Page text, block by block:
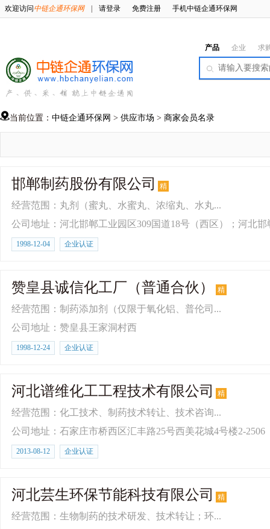
欢迎访问中链企通环保网 请登录 免费注册 手机中链企通环保网
产品 企业 求
当前位置： 中链企通环保网 > 供应市场 > 商家会员名录
邯郸制药股份有限公司 精
经营范围：丸剂（蜜丸、水蜜丸、浓缩丸、水丸...
公司地址：河北邯郸工业园区309国道18号（西区）；河北
1998-12-04 企业认证
赞皇县诚信化工厂（普通合伙） 精
经营范围：制药添加剂（仅限于氧化铝、普伦司...
公司地址：赞皇县王家洞村西
1998-12-24 企业认证
河北谱维化工工程技术有限公司 精
经营范围：化工技术、制药技术转让、技术咨询...
公司地址：石家庄市桥西区汇丰路25号西美花城4号楼2-2506
2013-08-12 企业认证
河北芸生环保节能科技有限公司 精
经营范围：生物制药的技术研发、技术转让；环...